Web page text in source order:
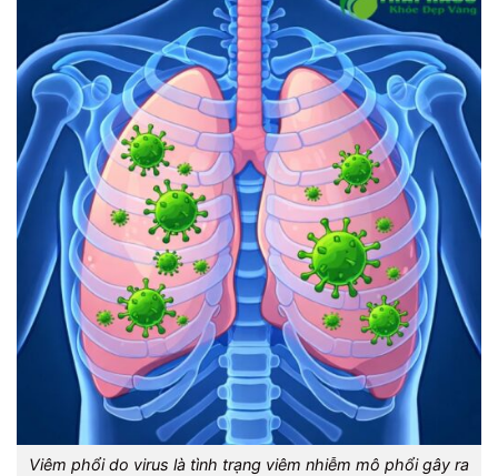
Viêm phổi do virus là tình trạng viêm nhiễm mô phổi gây ra